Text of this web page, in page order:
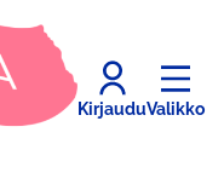
KirjauduValikko